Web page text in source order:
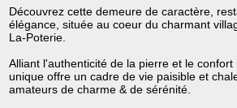
Découvrez cette demeure de caractère,
élégance, située au coeur du charmant
La-Poterie.
Alliant l'authenticité de la pierre et le confort
unique offre un cadre de vie paisible et
amateurs de charme & de sérénité.